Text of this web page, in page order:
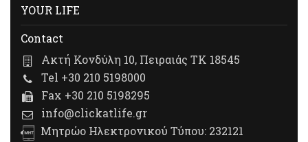
YOUR LIFE
Contact
Ακτή Κονδύλη 10, Πειραιάς ΤΚ 18545
Tel +30 210 5198000
Fax +30 210 5198295
info@clickatlife.gr
Μητρώο Ηλεκτρονικού Τύπου: 232121